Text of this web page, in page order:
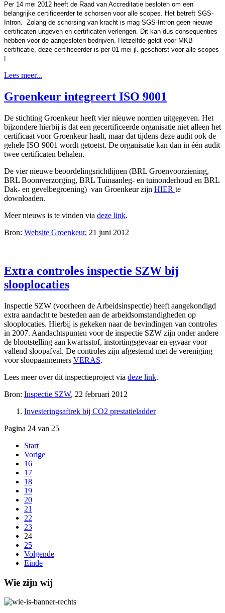
Per 14 mei 2012 heeft de Raad van Accreditatie besloten om een
belangrijke certificeerder te schorsen voor alle scopes. Het betreft SGS-
Intron. Zolang de schorsing van kracht is mag SGS-Intron geen nieuwe
certificaten uitgeven en certificaten verlengen. Dit kan dus consequenties
hebben voor de aangesloten bedrijven. Hetzelfde geldt voor MKB
certificatie, deze certificeerder is per 01 mei jl. geschorst voor alle scopes
!
Lees meer...
Groenkeur integreert ISO 9001
De stichting Groenkeur heeft vier nieuwe normen uitgegeven. Het
bijzondere hierbij is dat een gecertificeerde organisatie niet alleen het
certificaat voor Groenkeur haalt, maar dat tijdens deze audit ook de
gehele ISO 9001 wordt getoetst. De organisatie kan dan in één audit
twee certificaten behalen.
De vier nieuwe beoordelingsrichtlijnen (BRL Groenvoorziening,
BRL Boomverzorging, BRL Tuinaanleg- en tuinonderhoud en BRL
Dak- en gevelbegroening) van Groenkeur zijn HIER te
downloaden.
Meer nieuws is te vinden via deze link.
Bron: Website Groenkeur, 21 juni 2012
Extra controles inspectie SZW bij
slooplocaties
Inspectie SZW (voorheen de Arbeidsinspectie) heeft aangekondigd
extra aandacht te besteden aan de arbeidsomstandigheden op
slooplocaties. Hierbij is gekeken naar de bevindingen van controles
in 2007. Aandachtspunten voor de inspectie SZW zijn onder andere
de blootstelling aan kwartsstof, instortingsgevaar en egvaar voor
vallend sloopafval. De controles zijn afgestemd met de vereniging
voor sloopaannemers VERAS.
Lees meer over dit inspectieproject via deze link.
Bron: Inspectie SZW, 22 februari 2012
Investeringsaftrek bij CO2 prestatieladder
Pagina 24 van 25
Start
Vorige
16
17
18
19
20
21
22
23
24
25
Volgende
Einde
Wie zijn wij